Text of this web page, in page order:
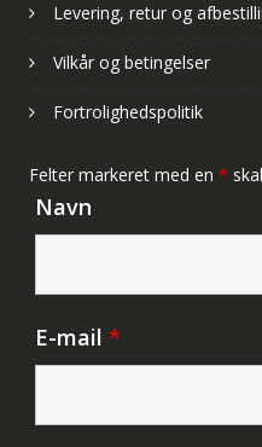
Levering, retur og
Vilkår og betingelser
Fortrolighedspolitik
Felter markeret med en *
Navn
E-mail *